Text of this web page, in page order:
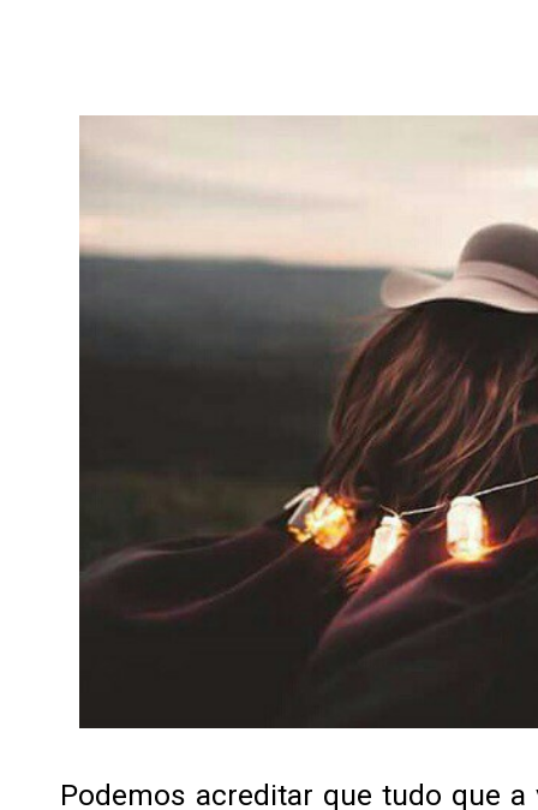
Podemos acreditar que tudo que